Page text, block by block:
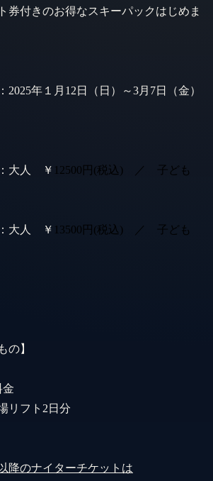
券付きのお得なスキーパックはじめま
１月12日（日）～3月7日（金）
人 ￥ 12500円(税込) ／ 子ども
：大人 ￥ 13500円(税込) ／ 子ども
の】
金
リフト2日分
降のナイターチケットは